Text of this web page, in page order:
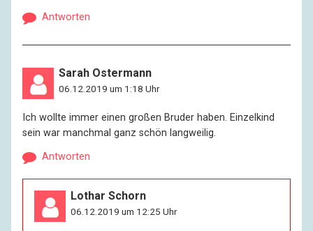
Antworten
Sarah Ostermann
06.12.2019 um 1:18 Uhr
Ich wollte immer einen großen Bruder haben. Einzelkind
sein war manchmal ganz schön langweilig.
Antworten
Lothar Schorn
06.12.2019 um 12:25 Uhr